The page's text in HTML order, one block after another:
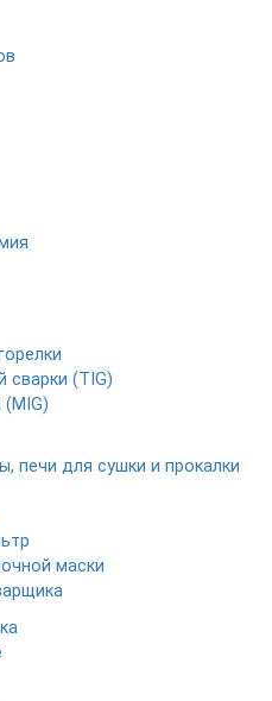
сварки (TIG)
(MIG)
печи для сушки и прокалки
маски